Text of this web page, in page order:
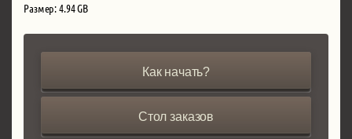
Размер: 4.94 GB
Как начать?
Стол заказов